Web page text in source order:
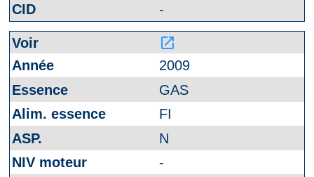
-
launch
2009
GAS
FI
N
-